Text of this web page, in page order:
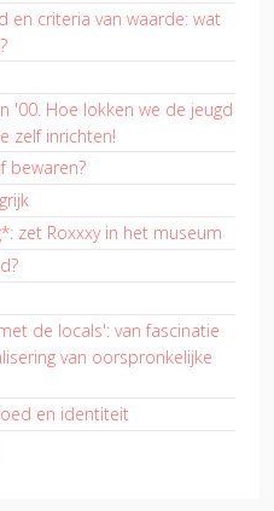
en criteria van waarde: wat
'00. Hoe lokken we de jeugd
zelf inrichten!
bewaren?
zet Roxxxy in het museum
de locals': van fascinatie
van oorspronkelijke
en identiteit